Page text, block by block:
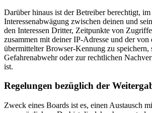
Darüber hinaus ist der Betreiber berechtigt,
Interessenabwägung zwischen deinen und
den Interessen Dritter, Zeitpunkte von
zusammen mit deiner IP-Adresse und der
übermittelter Browser-Kennung zu speichern,
Gefahrenabwehr oder zur rechtlichen
ist.
Regelungen bezüglich der
Zweck eines Boards ist es, einen Austausch